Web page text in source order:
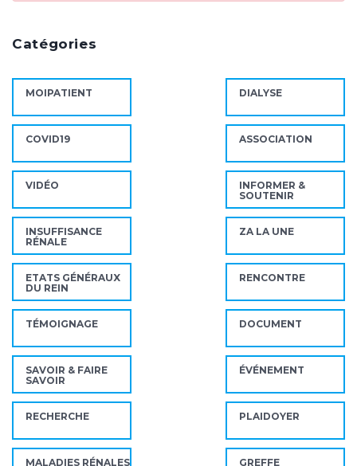
Catégories
MOIPATIENT DIALYSE
COVID19 ASSOCIATION
VIDÉO
INFORMER &
SOUTENIR
INSUFFISANCE
RÉNALE
ZA LA UNE
ETATS GÉNÉRAUX
DU REIN
RENCONTRE
TÉMOIGNAGE DOCUMENT
SAVOIR & FAIRE
SAVOIR
ÉVÉNEMENT
RECHERCHE PLAIDOYER
MALADIES RÉNALES GREFFE